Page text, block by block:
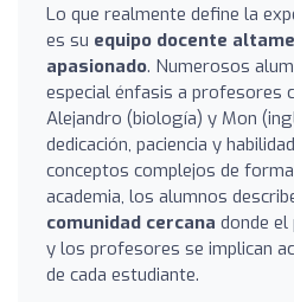
Lo que realmente define la
es su equipo docente
apasionado. Numerosos
especial énfasis a profesores
Alejandro (biología) y Mon
dedicación, paciencia y
conceptos complejos de
academia, los alumnos
comunidad cercana donde
y los profesores se implican
de cada estudiante.